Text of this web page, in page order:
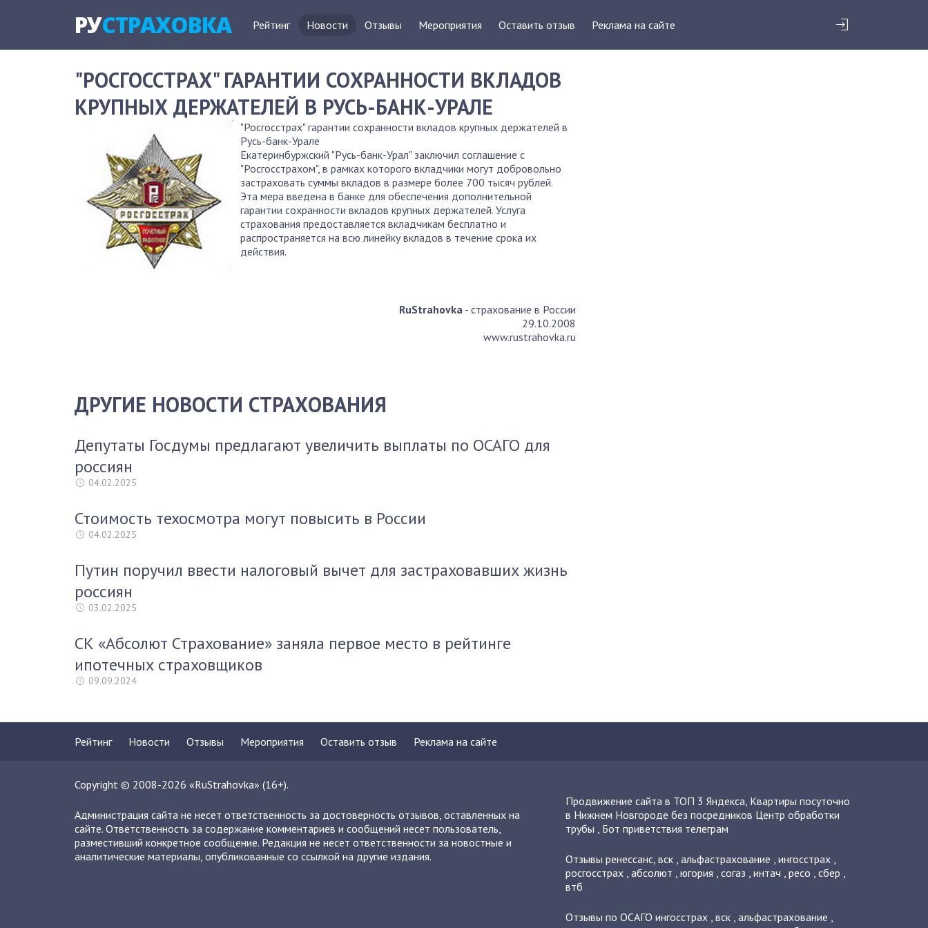
РУСТРАХОВКА Рейтинг Новости Отзывы Мероприятия Оставить отзыв Реклама на сайте
"РОСГОССТРАХ" ГАРАНТИИ СОХРАННОСТИ ВКЛАДОВ
КРУПНЫХ ДЕРЖАТЕЛЕЙ В РУСЬ-БАНК-УРАЛЕ
"Росгосстрах" гарантии сохранности вкладов крупных держателей в
Русь-банк-Урале
Екатеринбуржский "Русь-банк-Урал" заключил соглашение с
"Росгосстрахом", в рамках которого вкладчики могут добровольно
застраховать суммы вкладов в размере более 700 тысяч рублей.
Эта мера введена в банке для обеспечения дополнительной
гарантии сохранности вкладов крупных держателей. Услуга
страхования предоставляется вкладчикам бесплатно и
распространяется на всю линейку вкладов в течение срока их
действия.
RuStrahovka- страхование в России
29.10.2008
www.rustrahovka.ru
ДРУГИЕ НОВОСТИ СТРАХОВАНИЯ
Депутаты Госдумы предлагают увеличить выплаты по ОСАГО для
россиян
04.02.2025
Стоимость техосмотра могут повысить в России
04.02.2025
Путин поручил ввести налоговый вычет для застраховавших жизнь
россиян
03.02.2025
СК «Абсолют Страхование» заняла первое место в рейтинге
ипотечных страховщиков
09.09.2024
Рейтинг Новости Отзывы Мероприятия Оставить отзыв Реклама на сайте
Copyright © 2008-2026 «RuStrahovka» (16+).
Администрация сайта не несет ответственность за достоверность отзывов, оставленных на
сайте. Ответственность за содержание комментариев и сообщений несет пользователь,
разместивший конкретное сообщение. Редакция не несет ответственности за новостные и
аналитические материалы, опубликованные со ссылкой на другие издания.
Продвижение сайта в ТОП 3 Яндекса, Квартиры посуточно
в Нижнем Новгороде без посредников Центр обработки
трубы , Бот приветствия телеграм
Отзывы ренессанс, вск, альфастрахование , ингосстрах,
росгосстрах, абсолют , югория , согаз , интач , ресо , сбер ,
втб
Отзывы по ОСАГО ингосстрах, вск, альфастрахование ,